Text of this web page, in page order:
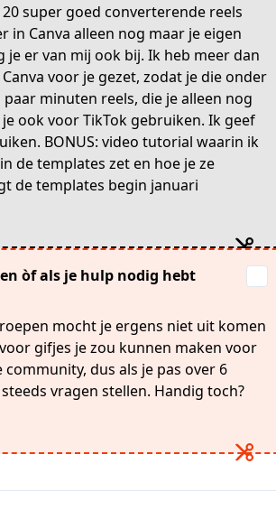
super goed converterende reels
in Canva alleen nog maar je eigen
er van mij ook bij. Ik heb meer dan
voor je gezet, zodat je die onder
minuten reels, die je alleen nog
ook voor TikTok gebruiken. Ik geef
BONUS: video tutorial waarin ik
de templates zet en hoe je ze
de templates begin januari
òf als je hulp nodig hebt
mocht je ergens niet uit komen
gifjes je zou kunnen maken voor
dus als je pas over 6
vragen stellen. Handig toch?